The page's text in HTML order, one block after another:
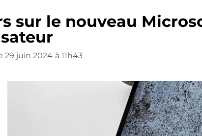
sur le nouveau
29 juin 2024 à 11h43